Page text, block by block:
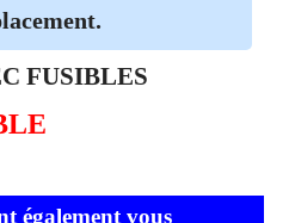
FUSIBLES
également vous